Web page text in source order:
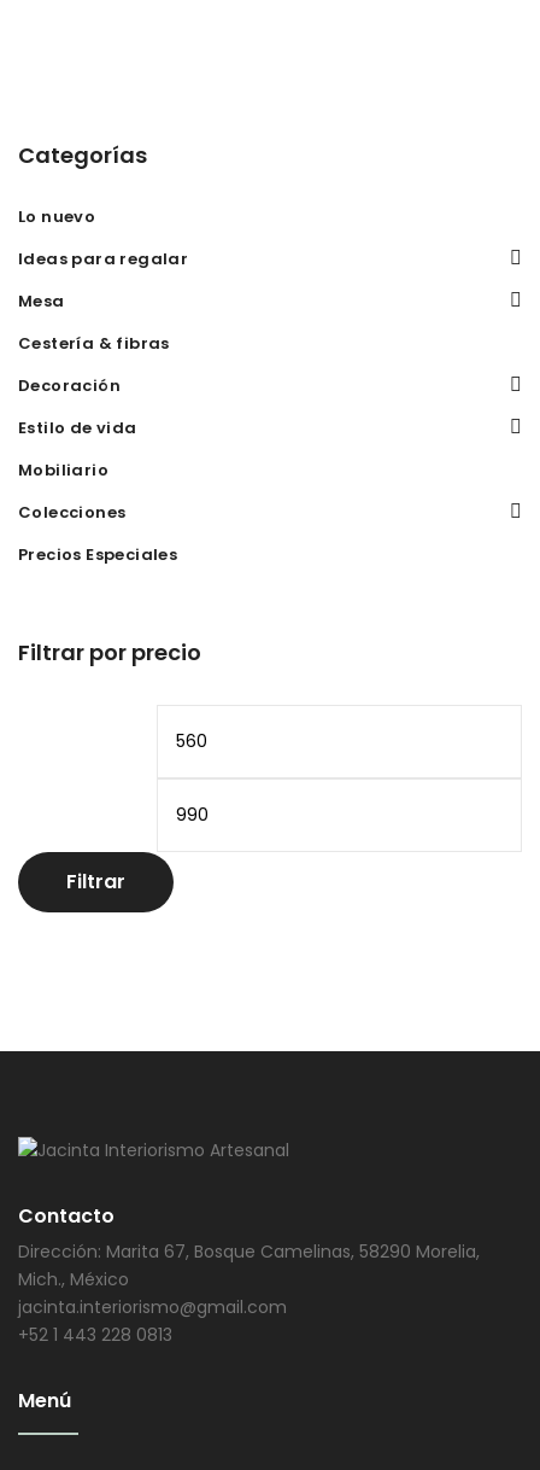
Categorías
Lo nuevo
Ideas para regalar
Mesa
Cestería & fibras
Decoración
Estilo de vida
Mobiliario
Colecciones
Precios Especiales
Filtrar por precio
Filtrar
Contacto
Dirección: Marita 67, Bosque Camelinas, 58290 Morelia,
Mich., México
jacinta.interiorismo@gmail.com
+52 1 443 228 0813
Menú